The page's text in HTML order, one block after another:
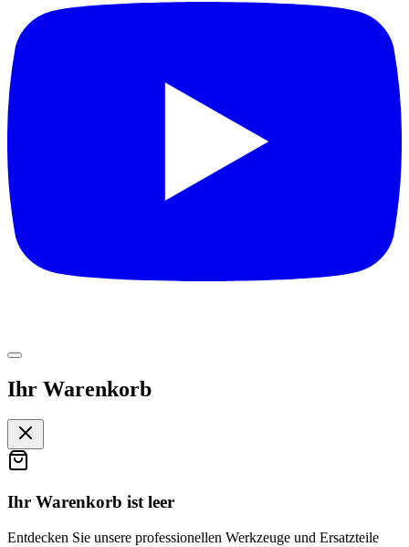
Ihr Warenkorb
Ihr Warenkorb ist leer
Entdecken Sie unsere professionellen Werkzeuge und Ersatzteile